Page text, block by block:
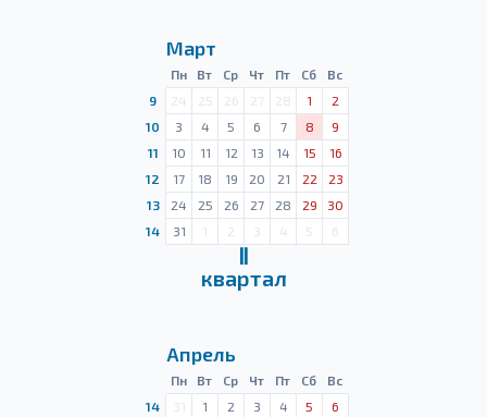
Март
Пн Вт Ср Чт Пт Сб
Вс
9
24 25 26 27 28 1
2
10
3 4 5 6 7 8
9
11
10 11 12 13 14 15
16
12
17 18 19 20 21 22
23
13
24 25 26 27 28 29
30
14
31 1 2 3 4 5 6
Ⅱ
квартал
Апрель
Пн Вт Ср Чт Пт Сб
Вс
14
31 1 2 3 4 5
6